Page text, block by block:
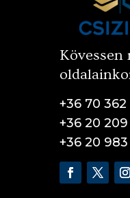
Kövessen
+36 70
+36 20
+36 20